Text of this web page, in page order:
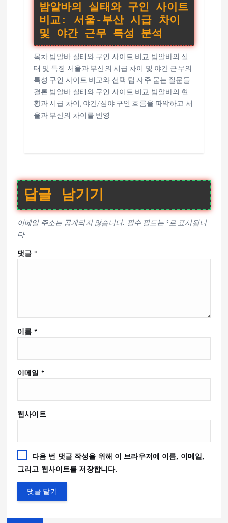
밤알바의 실태와 구인 사이트
비교: 서울-부산 시급 차이
및 야간 근무 특성 분석
목차 밤알바 실태와 구인 사이트 비교 밤알바의 실
태 및 특징 서울과 부산의 시급 차이 및 야간 근무의
특성 구인 사이트 비교와 선택 팁 자주 묻는 질문들
결론 밤알바 실태와 구인 사이트 비교 밤알바의 현
황과 시급 차이, 야간/심야 구인 흐름을 파악하고 서
울과 부산의 차이를 반영
답글 남기기
이메일 주소는 공개되지 않습니다. 필수 필드는 *로 표시됩니
다
댓글 *
이름 *
이메일 *
웹사이트
다음 번 댓글 작성을 위해 이 브라우저에 이름, 이메일,
그리고 웹사이트를 저장합니다.